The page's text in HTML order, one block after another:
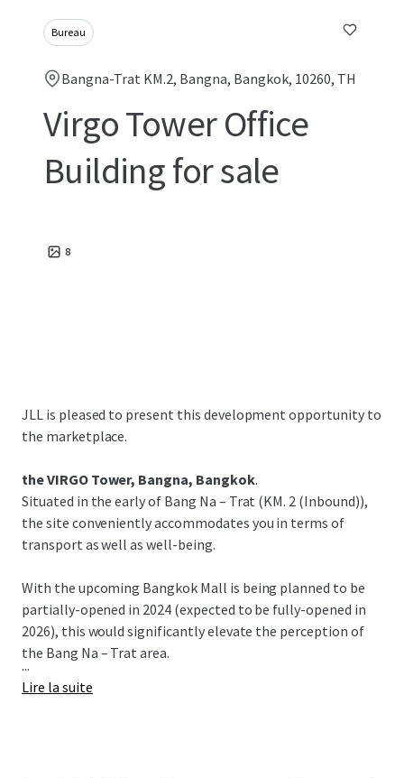
Bureau
Bangna-Trat KM.2, Bangna, Bangkok, 10260, TH
Virgo Tower Office
Building for sale
8
JLL is pleased to present this development opportunity to
the marketplace.
the VIRGO Tower, Bangna, Bangkok.
Situated in the early of Bang Na – Trat (KM. 2 (Inbound)),
the site conveniently accommodates you in terms of
transport as well as well-being.
With the upcoming Bangkok Mall is being planned to be
partially-opened in 2024 (expected to be fully-opened in
2026), this would significantly elevate the perception of
the Bang Na – Trat area.
...
Lire la suite